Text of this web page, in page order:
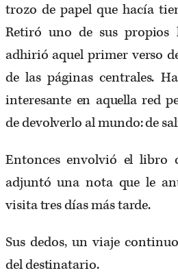
trozo de papel que hacía
Retiró uno de sus
adhirió aquel primer verso
de las páginas centrales.
interesante en aquella red
de devolverlo al mundo: de
Entonces envolvió el libro
adjuntó una nota que le
visita tres días más tarde.
Sus dedos, un viaje
del destinatario.